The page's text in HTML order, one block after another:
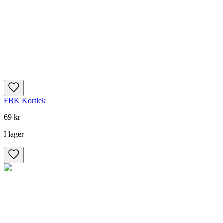
FBK Kortlek
69 kr
I lager